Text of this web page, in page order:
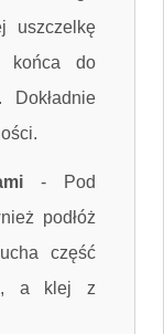
uszczelkę
końca do
-
Pod
podłóż
część
a klej z